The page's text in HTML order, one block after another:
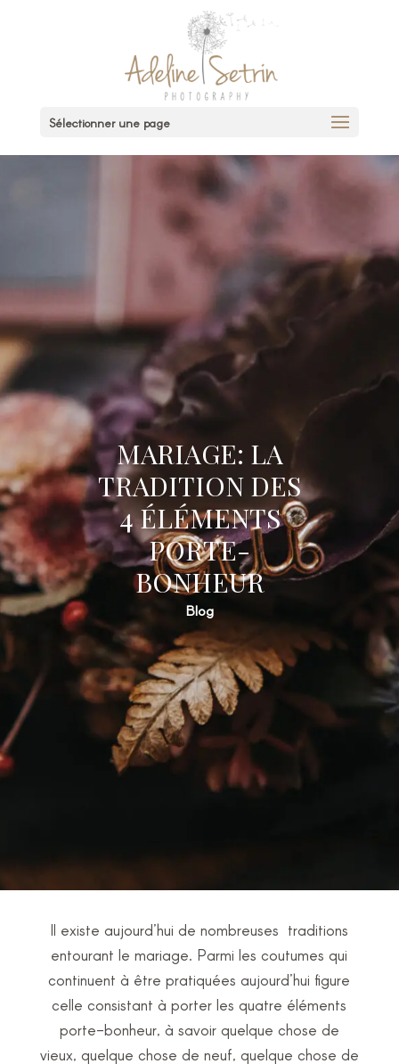
Sélectionner une page
MARIAGE: LA
TRADITION DES
4 ÉLÉMENTS
PORTE-
BONHEUR
Blog
Il existe aujourd’hui de nombreuses traditions
entourant le mariage. Parmi les coutumes qui
continuent à être pratiquées aujourd’hui figure
celle consistant à porter les quatre éléments
porte-bonheur, à savoir quelque chose de
vieux, quelque chose de neuf, quelque chose de